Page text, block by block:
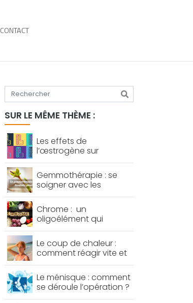
CONTACT
Tapez votre recherche
SUR LE MÊME THÈME :
Les effets de
l’œstrogène sur
l’organisme féminin
Gemmothérapie : se
soigner avec les
bourgeons
Chrome : un
oligoélément qui
permet de lutter contre
le diabète et le
mauvais cholestérol
Le coup de chaleur :
comment réagir vite et
bien ?
Le ménisque : comment
se déroule l’opération ?